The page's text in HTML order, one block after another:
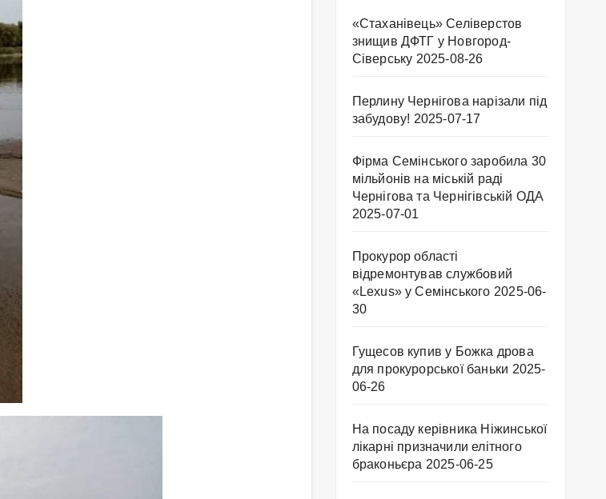
«Стаханівець» Селіверстов
знищив ДФТГ у Новгород-
Сіверську 2025-08-26
Перлину Чернігова нарізали під
забудову! 2025-07-17
Фірма Семінського заробила 30
мільйонів на міській раді
Чернігова та Чернігівській ОДА
2025-07-01
Прокурор області
відремонтував службовий
«Lexus» у Семінського 2025-06-
30
Гущесов купив у Божка дрова
для прокурорської баньки 2025-
06-26
На посаду керівника Ніжинської
лікарні призначили елітного
браконьєра 2025-06-25